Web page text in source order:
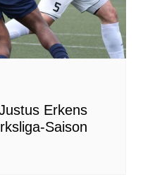
Erkens
Saison